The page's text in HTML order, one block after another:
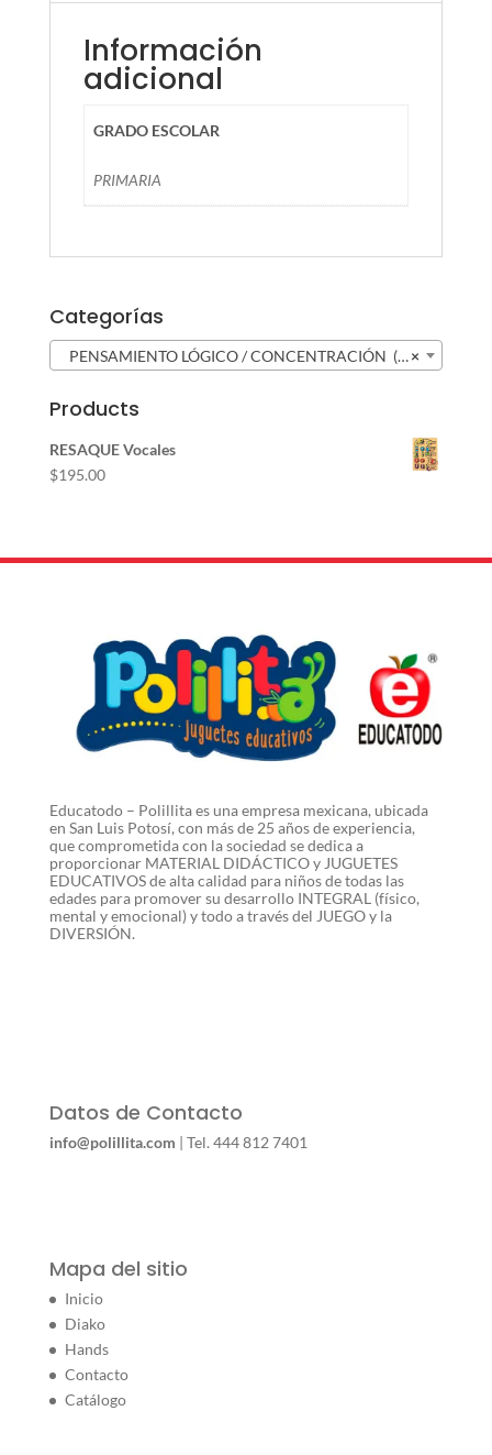
Información
adicional
GRADO ESCOLAR
PRIMARIA
Categorías
×
PENSAMIENTO LÓGICO / CONCENTRACIÓN (53)
Products
RESAQUE Vocales
$195.00
Educatodo – Polillita es una empresa mexicana, ubicada
en San Luis Potosí, con más de 25 años de experiencia,
que comprometida con la sociedad se dedica a
proporcionar MATERIAL DIDÁCTICO y JUGUETES
EDUCATIVOS de alta calidad para niños de todas las
edades para promover su desarrollo INTEGRAL (físico,
mental y emocional) y todo a través del JUEGO y la
DIVERSIÓN.
Datos de Contacto
info@polillita.com | Tel. 444 812 7401
Mapa del sitio
Inicio
Diako
Hands
Contacto
Catálogo